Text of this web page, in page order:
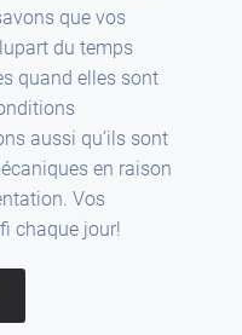
que vos
du temps
quand elles sont
aussi qu’ils sont
en raison
Vos
chaque jour!